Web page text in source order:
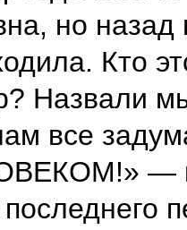
но
Кто
Назвали
все
—